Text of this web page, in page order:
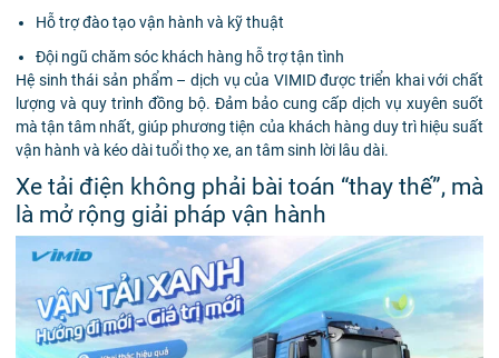
Hỗ trợ đào tạo vận hành và kỹ thuật
Đội ngũ chăm sóc khách hàng hỗ trợ tận tình
Hệ sinh thái sản phẩm – dịch vụ của VIMID được triển khai với chất
lượng và quy trình đồng bộ. Đảm bảo cung cấp dịch vụ xuyên suốt
mà tận tâm nhất, giúp phương tiện của khách hàng duy trì hiệu suất
vận hành và kéo dài tuổi thọ xe, an tâm sinh lời lâu dài.
Xe tải điện không phải bài toán “thay thế”, mà
là mở rộng giải pháp vận hành